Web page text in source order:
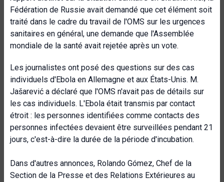
Fédération de Russie avait demandé que cet élément soit
traité dans le cadre du travail de l'OMS sur les urgences
sanitaires en général, une demande que l'Assemblée
mondiale de la santé avait rejetée après un vote.
Les journalistes ont posé des questions sur des cas
individuels d'Ebola en Allemagne et aux États-Unis. M.
Jašarević a déclaré que l'OMS n'avait pas de détails sur
les cas individuels. L'Ebola était transmis par contact
étroit : les personnes identifiées comme contacts des
personnes infectées devaient être surveillées pendant 21
jours, c'est-à-dire la durée de la période d'incubation.
Dans d'autres annonces, Rolando Gómez, Chef de la
Section de la Presse et des Relations Extérieures au